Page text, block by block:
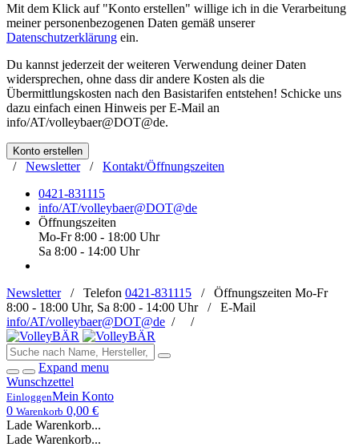
Mit dem Klick auf "Konto erstellen" willige ich in die Verarbeitung
meiner personenbezogenen Daten gemäß unserer
Datenschutzerklärung ein.
Du kannst jederzeit der weiteren Verwendung deiner Daten
widersprechen, ohne dass dir andere Kosten als die
Übermittlungskosten nach den Basistarifen entstehen! Schicke uns
dazu einfach einen Hinweis per E-Mail an
info/AT/volleybaer@DOT@de.
Konto erstellen
/ Newsletter/ Kontakt/Öffnungszeiten
0421-831115
info/AT/volleybaer@DOT@de
Öffnungszeiten
Mo-Fr 8:00 - 18:00 Uhr
Sa 8:00 - 14:00 Uhr
Newsletter/ Telefon 0421-831115 / Öffnungszeiten Mo-Fr
8:00 - 18:00 Uhr, Sa 8:00 - 14:00 Uhr / E-Mail
info/AT/volleybaer@DOT@de / /
Expand menu
Wunschzettel
EinloggenMein Konto
0 Warenkorb 0,00 €
Lade Warenkorb...
Lade Warenkorb...